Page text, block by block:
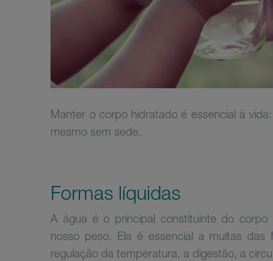
Manter o corpo hidratado é essencial à
mesmo sem sede.
Formas líquidas
A água é o principal constituinte do
nosso peso. Ela é essencial a muitas
regulação da temperatura, a digestão, a